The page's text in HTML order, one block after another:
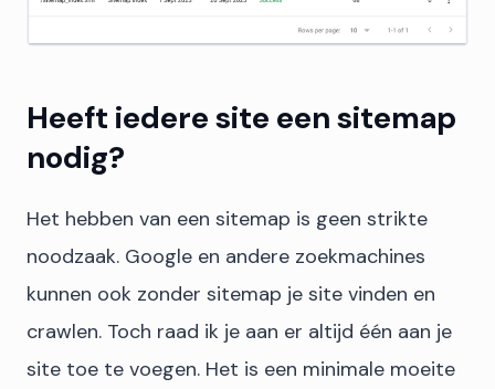
Heeft iedere site een sitemap
nodig?
Het hebben van een sitemap is geen strikte
noodzaak. Google en andere zoekmachines
kunnen ook zonder sitemap je site vinden en
crawlen. Toch raad ik je aan er altijd één aan je
site toe te voegen. Het is een minimale moeite